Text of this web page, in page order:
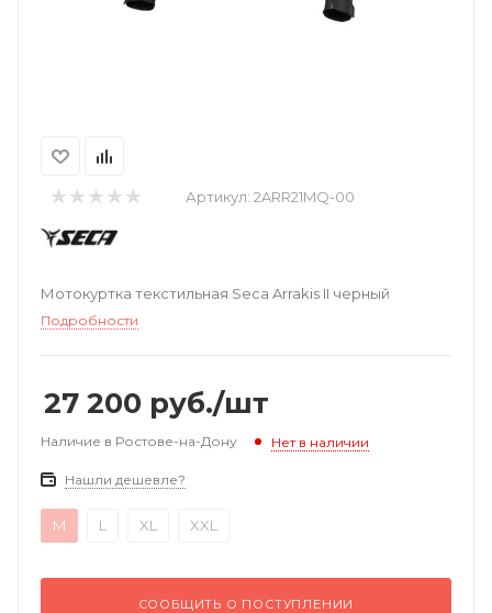
Артикул: 2ARR21MQ-00
Мотокуртка текстильная Seca Arrakis II черный
Подробности
27 200 руб./шт
Наличие в Ростове-на-Дону Нет в наличии
Нашли дешевле?
M L XL XXL
СООБЩИТЬ О ПОСТУПЛЕНИИ